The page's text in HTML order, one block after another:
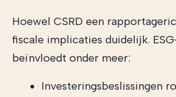
Hoewel CSRD een
fiscale implicaties duidelijk.
beïnvloedt onder meer:
Investeringsbeslissingen